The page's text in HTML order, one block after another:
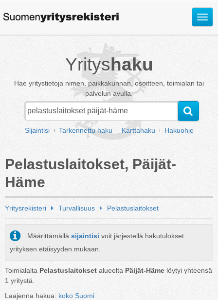
Avaa
Yrityshaku
Hae yritystietoja nimen, paikkakunnan, osoitteen, toimialan tai
palvelun avulla.
Sijaintisi Tarkennettu haku Karttahaku Hakuohje
Pelastuslaitokset, Päijät-
Häme
Yritysrekisteri Turvallisuus Pelastuslaitokset
Määrittämällä sijaintisi voit järjestellä hakutulokset
yrityksen etäisyyden mukaan.
Toimialalta Pelastuslaitokset alueelta Päijät-Häme löytyi yhteensä
1 yritystä.
Laajenna hakua: koko Suomi